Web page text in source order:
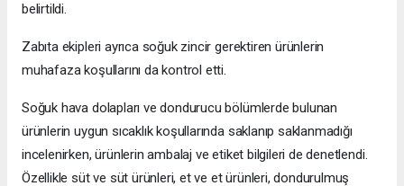
belirtildi.
Zabıta ekipleri ayrıca soğuk zincir gerektiren ürünlerin
muhafaza koşullarını da kontrol etti.
Soğuk hava dolapları ve dondurucu bölümlerde bulunan
ürünlerin uygun sıcaklık koşullarında saklanıp saklanmadığı
incelenirken, ürünlerin ambalaj ve etiket bilgileri de denetlendi.
Özellikle süt ve süt ürünleri, et ve et ürünleri, dondurulmuş